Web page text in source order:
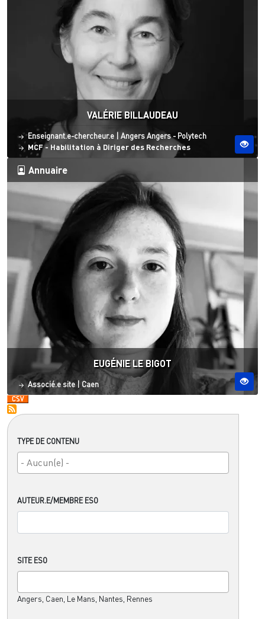
TYPE DE CONTENU
AUTEUR.E/MEMBRE ESO
SITE ESO
Angers, Caen, Le Mans, Nantes, Rennes
VALÉRIE BILLAUDEAU
Statut
Enseignant.e-chercheur.e Site ESO
AngersAngers - Polytech
MCF - Habilitation à Diriger des Recherches
Annuaire
EUGÉNIE LE BIGOT
Statut
Associé.e site|Site ESO
Caen